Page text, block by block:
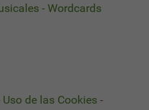
- Wordcards
Uso de las Cookies -